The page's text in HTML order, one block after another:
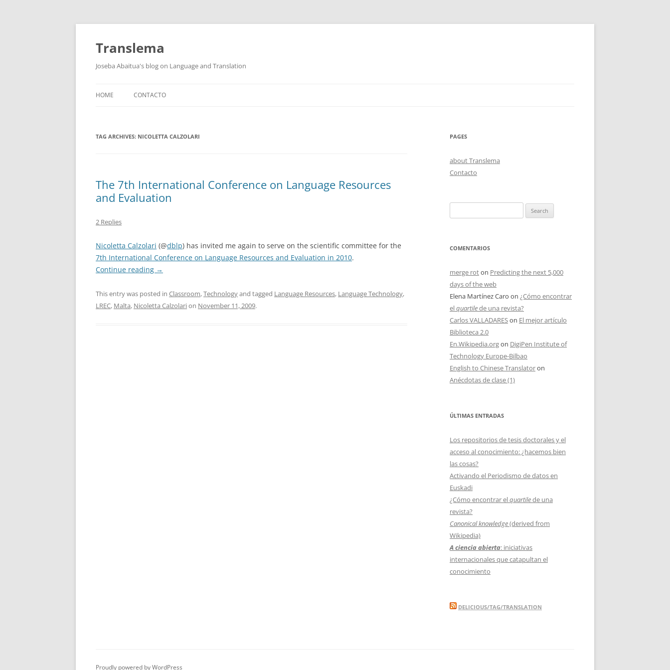
Skip
Translema
Joseba Abaitua's blog on Language and Translation
HOME CONTACTO
TAG ARCHIVES: NICOLETTA CALZOLARI
The 7th International Conference on Language Resources
and Evaluation
2 Replies
Nicoletta Calzolari (@dblp) has invited me again to serve on the scientific committee for the
7th International Conference on Language Resources and Evaluation in 2010.
Continue reading →
This entry was posted in Classroom,Technologyand tagged Language Resources, Language Technology,
LREC, Malta, Nicoletta Calzolarion November 11, 2009.
PAGES
about Translema
Contacto
for:
COMENTARIOS
merge roton Predicting the next 5,000
days of the web
Elena Martínez Caro on ¿Cómo encontrar
elquartilede una revista?
Carlos VALLADARESon El mejor artículo
Biblioteca 2.0
En.Wikipedia.orgon DigiPen Institute of
Technology Europe-Bilbao
English to Chinese Translatoron
Anécdotas de clase (1)
ÚLTIMAS ENTRADAS
Los repositorios de tesis doctorales y el
acceso al conocimiento: ¿hacemos bien
las cosas?
Activando el Periodismo de datos en
Euskadi
¿Cómo encontrar elquartilede una
revista?
Canonical knowledge(derived from
Wikipedia)
A ciencia abierta: iniciativas
internacionales que catapultan el
conocimiento
DELICIOUS/TAG/TRANSLATION
Proudly powered by WordPress